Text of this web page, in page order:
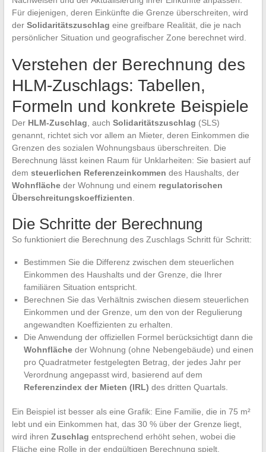
Für diejenigen, deren Einkünfte die Grenze überschreiten, wird
der Solidaritätszuschlag eine greifbare Realität, die je nach
persönlicher Situation und geografischer Zone berechnet wird.
Verstehen der Berechnung des
HLM-Zuschlags: Tabellen,
Formeln und konkrete Beispiele
Der HLM-Zuschlag , auch Solidaritätszuschlag (SLS)
genannt, richtet sich vor allem an Mieter, deren Einkommen die
Grenzen des sozialen Wohnungsbaus überschreiten. Die
Berechnung lässt keinen Raum für Unklarheiten: Sie basiert auf
dem steuerlichen Referenzeinkommen des Haushalts, der
Wohnflächeder Wohnung und einem regulatorischen
Überschreitungskoeffizienten
Die Schritte der Berechnung
So funktioniert die Berechnung des Zuschlags Schritt für Schritt:
Bestimmen Sie die Differenz zwischen dem steuerlichen
Einkommen des Haushalts und der Grenze, die Ihrer
familiären Situation entspricht.
Berechnen Sie das Verhältnis zwischen diesem steuerlichen
Einkommen und der Grenze, um den von der Regulierung
angewandten Koeffizienten zu erhalten.
Die Anwendung der offiziellen Formel berücksichtigt dann die
Wohnflächeder Wohnung (ohne Nebengebäude) und einen
pro Quadratmeter festgelegten Betrag, der jedes Jahr per
Verordnung angepasst wird, basierend auf dem
Referenzindex der Mieten (IRL) des dritten Quartals.
Ein Beispiel ist besser als eine Grafik: Eine Familie, die in 75 m²
lebt und ein Einkommen hat, das 30 % über der Grenze liegt,
wird ihren Zuschlag entsprechend erhöht sehen, wobei die
Fläche eine Rolle in der endgültigen Berechnung spielt.